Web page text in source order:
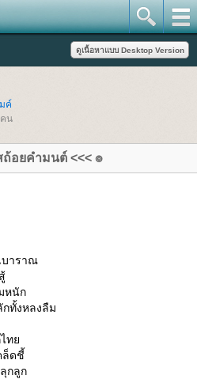
ค์
น
ถ้อยคำมนต์ <<< ๏
บาราณ
หนัก
ทั้งหลงลืม
ไท
ล็ดชี้
กลูก